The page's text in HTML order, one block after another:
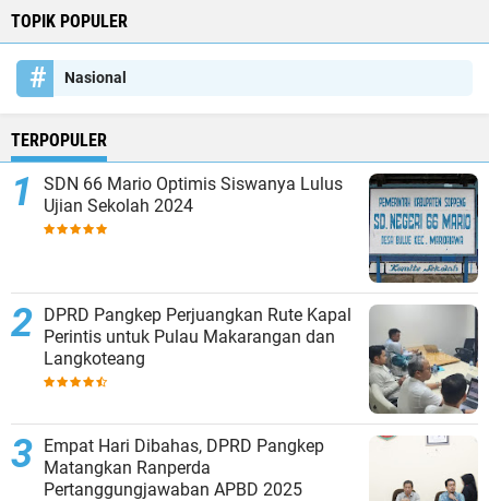
TOPIK POPULER
Nasional
TERPOPULER
SDN 66 Mario Optimis Siswanya Lulus
Ujian Sekolah 2024
DPRD Pangkep Perjuangkan Rute Kapal
Perintis untuk Pulau Makarangan dan
Langkoteang
Empat Hari Dibahas, DPRD Pangkep
Matangkan Ranperda
Pertanggungjawaban APBD 2025